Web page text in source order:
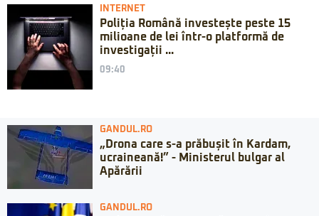
INTERNET
Poliția Română investește peste 15
milioane de lei într-o platformă de
investigații ...
09:40
GANDUL.RO
„Drona care s-a prăbușit în Kardam,
ucraineană!” - Ministerul bulgar al
Apărării
GANDUL.RO